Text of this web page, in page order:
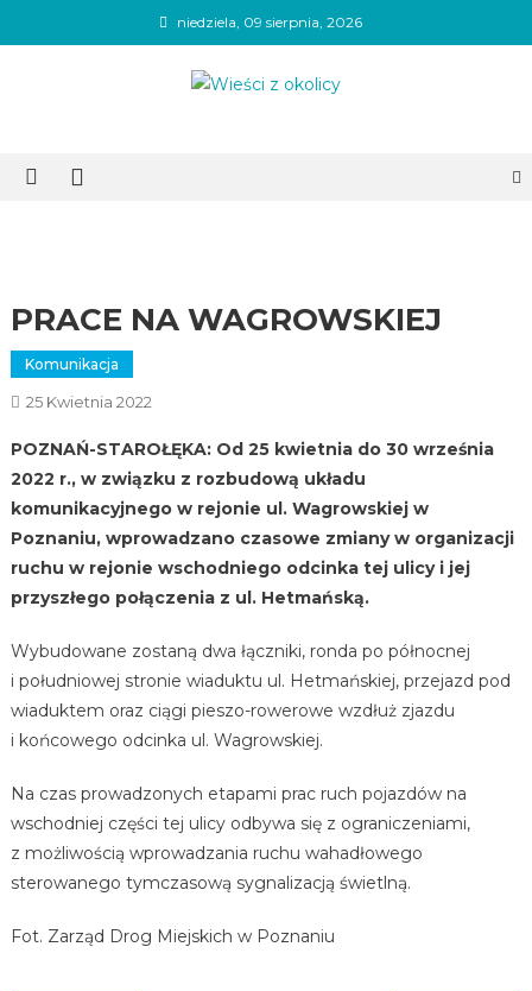
to
niedziela, 09 sierpnia, 2026
PRACE NA WAGROWSKIEJ
Komunikacja
25 Kwietnia 2022
POZNAŃ-STAROŁĘKA: Od 25 kwietnia do 30 września
2022 r., w związku z rozbudową układu
komunikacyjnego w rejonie ul. Wagrowskiej w
Poznaniu, wprowadzano czasowe zmiany w organizacji
ruchu w rejonie wschodniego odcinka tej ulicy i jej
przyszłego połączenia z ul. Hetmańską.
Wybudowane zostaną dwa łączniki, ronda po północnej
i południowej stronie wiaduktu ul. Hetmańskiej, przejazd pod
wiaduktem oraz ciągi pieszo-rowerowe wzdłuż zjazdu
i końcowego odcinka ul. Wagrowskiej.
Na czas prowadzonych etapami prac ruch pojazdów na
wschodniej części tej ulicy odbywa się z ograniczeniami,
z możliwością wprowadzania ruchu wahadłowego
sterowanego tymczasową sygnalizacją świetlną.
Fot. Zarząd Drog Miejskich w Poznaniu